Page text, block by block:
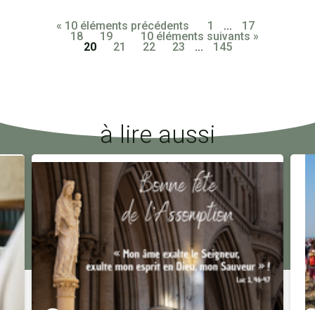
« 10 éléments précédents
10 éléments suivants »
1 ... 17
18 19
20 21 22 23 ... 145
à lire aussi